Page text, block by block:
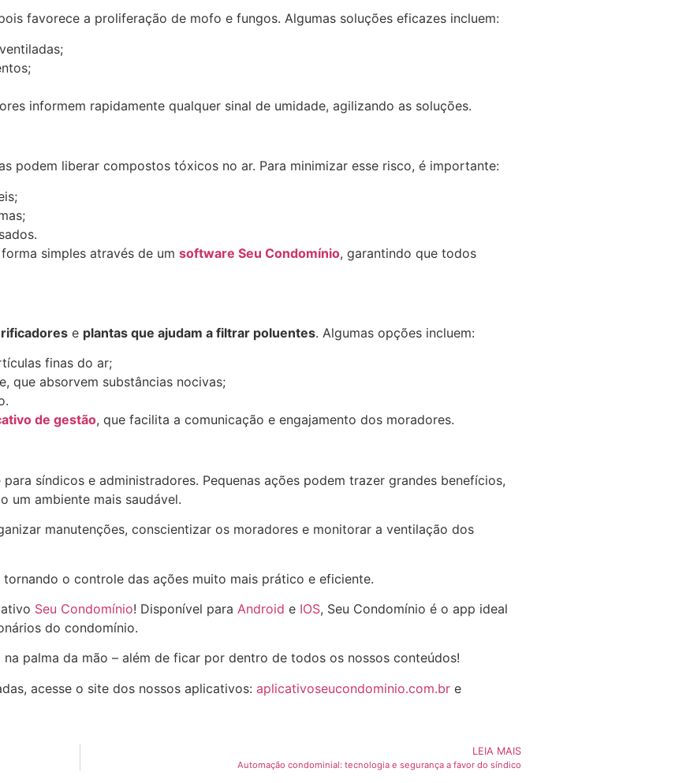
favorece a proliferação de mofo e fungos. Algumas soluções eficazes incluem:
informem rapidamente qualquer sinal de umidade, agilizando as soluções.
podem liberar compostos tóxicos no ar. Para minimizar esse risco, é importante:
simples através de um software Seu Condomínio, garantindo que todos
e plantas que ajudam a filtrar poluentes. Algumas opções incluem:
finas do ar;
que absorvem substâncias nocivas;
de gestão, que facilita a comunicação e engajamento dos moradores.
síndicos e administradores. Pequenas ações podem trazer grandes benefícios,
um ambiente mais saudável.
manutenções, conscientizar os moradores e monitorar a ventilação dos
tornando o controle das ações muito mais prático e eficiente.
Seu Condomínio! Disponível para Android e IOS, Seu Condomínio é o app ideal
do condomínio.
palma da mão – além de ficar por dentro de todos os nossos conteúdos!
acesse o site dos nossos aplicativos: aplicativoseucondominio.com.br e
LEIA MAIS
Automação condominial: tecnologia e segurança a favor do síndico